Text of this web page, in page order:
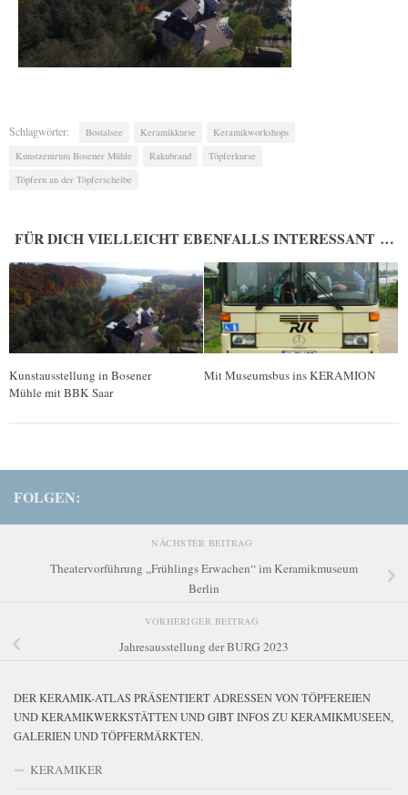
Schlagwörter: Bostalsee Keramikkurse
Keramikworkshops
Kunstzentrum Bosener Mühle
Rakubrand
Töpferkurse
Töpfern an der Töpferscheibe
FÜR DICH VIELLEICHT EBENFALLS INTERESSANT …
Kunstausstellung in Bosener
Mühle mit BBK Saar
Mit Museumsbus ins KERAMION
FOLGEN:
NÄCHSTER BEITRAG
Theatervorführung „Frühlings Erwachen“ im Keramikmuseum
Berlin
VORHERIGER BEITRAG
Jahresausstellung der BURG 2023
DER KERAMIK-ATLAS PRÄSENTIERT ADRESSEN VON TÖPFEREIEN
UND KERAMIKWERKSTÄTTEN UND GIBT INFOS ZU KERAMIKMUSEEN,
GALERIEN UND TÖPFERMÄRKTEN.
KERAMIKER